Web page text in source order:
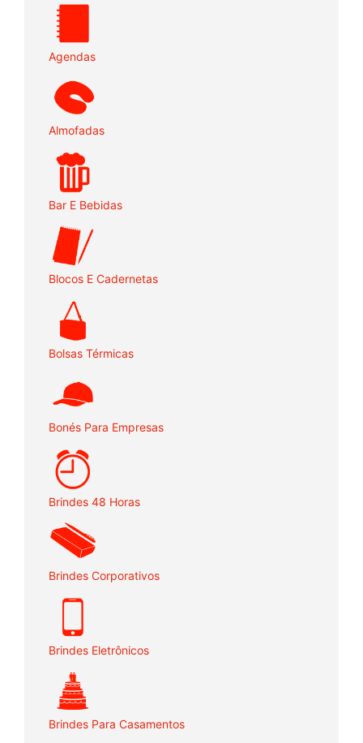
Agendas
Almofadas
Bar E Bebidas
Blocos E Cadernetas
Bolsas Térmicas
Bonés Para Empresas
Brindes 48 Horas
Brindes Corporativos
Brindes Eletrônicos
Brindes Para Casamentos